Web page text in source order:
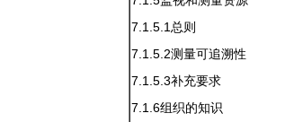
7.1.5.1总则
7.1.5.2测量可追溯性
7.1.5.3补充要求
7.1.6组织的知识